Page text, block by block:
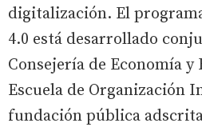
digitalización. El
4.0 está desarrollado
Consejería de Economía y
Escuela de Organización
fundación pública